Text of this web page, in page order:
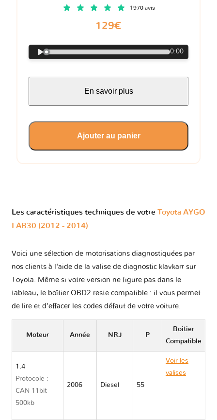
1970 avis
129€
0:00
En savoir plus
Ajouter au panier
Les caractéristiques techniques de votre Toyota AYGO
I AB30 (2012 - 2014)
Voici une sélection de motorisations diagnostiquées par
nos clients à l'aide de la valise de diagnostic klavkarr sur
Toyota. Même si votre version ne figure pas dans le
tableau, le boîtier OBD2 reste compatible : il vous permet
de lire et d'effacer les codes défaut de votre voiture.
Moteur Année NRJ P
Boitier
Compatible
1.4
Protocole :
CAN 11bit
500kb
2006 Diesel 55
Voir les
valises